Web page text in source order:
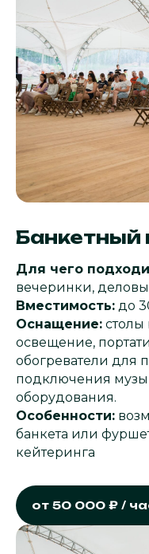
Банкетный
Для чего
вечеринки,
Вместимость: до
Оснащение: столы
освещение,
обогреватели для
подключения
оборудования.
Особенности:
банкета или
кейтеринга
от 50 000 ₽ /